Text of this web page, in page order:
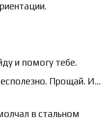
и помогу тебе.
Прощай. И…
в стальном